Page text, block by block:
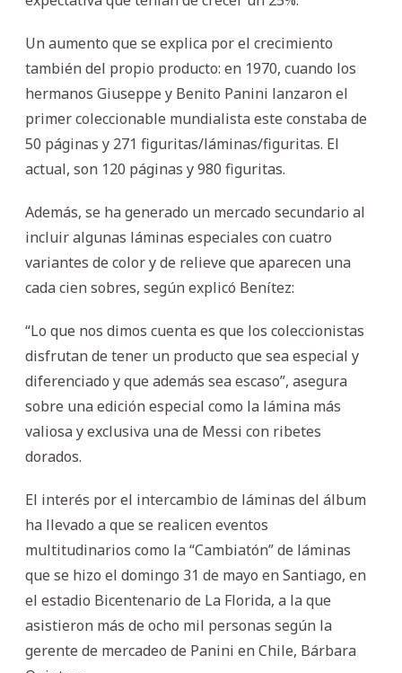
Un aumento que se explica por el crecimiento
también del propio producto: en 1970, cuando los
hermanos Giuseppe y Benito Panini lanzaron el
primer coleccionable mundialista este constaba de
50 páginas y 271 figuritas/láminas/figuritas. El
actual, son 120 páginas y 980 figuritas.
Además, se ha generado un mercado secundario al
incluir algunas láminas especiales con cuatro
variantes de color y de relieve que aparecen una
cada cien sobres, según explicó Benítez:
“Lo que nos dimos cuenta es que los coleccionistas
disfrutan de tener un producto que sea especial y
diferenciado y que además sea escaso”, asegura
sobre una edición especial como la lámina más
valiosa y exclusiva una de Messi con ribetes
dorados.
El interés por el intercambio de láminas del álbum
ha llevado a que se realicen eventos
multitudinarios como la “Cambiatón” de láminas
que se hizo el domingo 31 de mayo en Santiago, en
el estadio Bicentenario de La Florida, a la que
asistieron más de ocho mil personas según la
gerente de mercadeo de Panini en Chile, Bárbara